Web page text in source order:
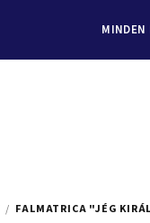
MINDEN
/ FALMATRICA "JÉG